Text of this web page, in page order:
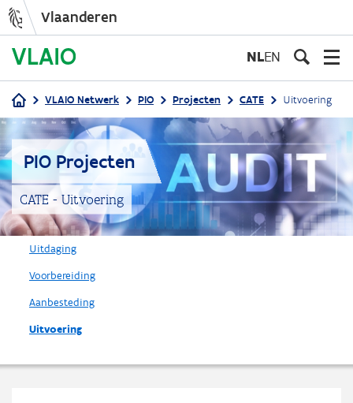
inhoud
gaan
Vlaanderen
NLEN
Kruimelpad
VLAIO Netwerk PIO Projecten CATE Uitvoering
PIO Projecten
CATE - Uitvoering
Uitdaging
Voorbereiding
Aanbesteding
Uitvoering